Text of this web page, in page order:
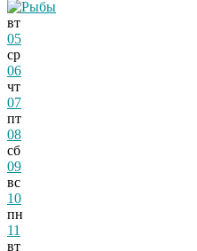
вт
05
ср
06
чт
07
пт
08
сб
09
вс
10
пн
11
вт